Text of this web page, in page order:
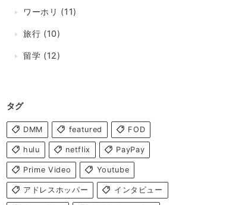
ワーホリ (11)
旅行 (10)
留学 (12)
タグ
DMM featured FOD
hulu netflix PayPay
Prime Video Youtube
アドレスホッパー インタビュー